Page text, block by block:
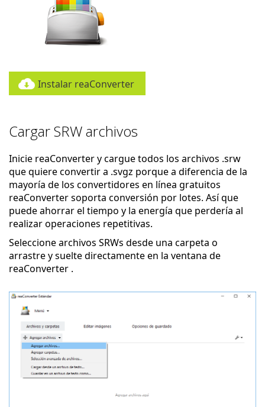
Instalar reaConverter
Cargar SRW archivos
Inicie reaConverter y cargue todos los archivos .srw
que quiere convertir a .svgz porque a diferencia de la
mayoría de los convertidores en línea gratuitos
reaConverter soporta conversión por lotes. Así que
puede ahorrar el tiempo y la energía que perdería al
realizar operaciones repetitivas.
Seleccione archivos SRWs desde una carpeta o
arrastre y suelte directamente en la ventana de
reaConverter .